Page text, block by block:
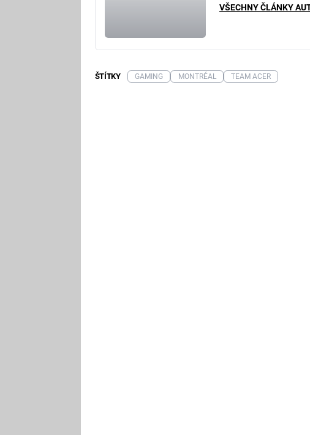
VŠECHNY ČLÁNKY
ŠTÍTKY GAMING MONTRÉAL TEAM ACER